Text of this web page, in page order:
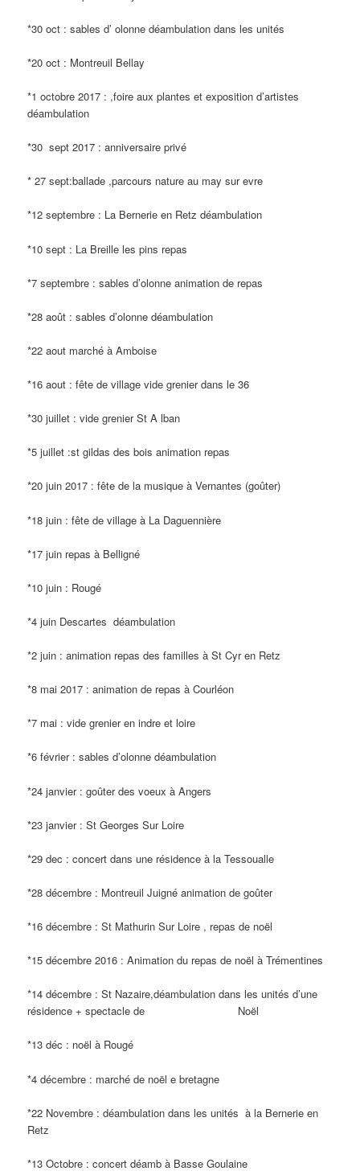
*30 oct : sables d’ olonne déambulation dans les unités
*20 oct : Montreuil Bellay
*1 octobre 2017 : ,foire aux plantes et exposition d’artistes
déambulation
*30 sept 2017 : anniversaire privé
* 27 sept:ballade ,parcours nature au may sur evre
*12 septembre : La Bernerie en Retz déambulation
*10 sept : La Breille les pins repas
*7 septembre : sables d’olonne animation de repas
*28 août : sables d’olonne déambulation
*22 aout marché à Amboise
*16 aout : fête de village vide grenier dans le 36
*30 juillet : vide grenier St A lban
*5 juillet :st gildas des bois animation repas
*20 juin 2017 : fête de la musique à Vernantes (goûter)
*18 juin : fête de village à La Daguennière
*17 juin repas à Belligné
*10 juin : Rougé
*4 juin Descartes déambulation
*2 juin : animation repas des familles à St Cyr en Retz
*8 mai 2017 : animation de repas à Courléon
*7 mai : vide grenier en indre et loire
*6 février : sables d’olonne déambulation
*24 janvier : goûter des voeux à Angers
*23 janvier : St Georges Sur Loire
*29 dec : concert dans une résidence à la Tessoualle
*28 décembre : Montreuil Juigné animation de goûter
*16 décembre : St Mathurin Sur Loire , repas de noël
*15 décembre 2016 : Animation du repas de noël à Trémentines
*14 décembre : St Nazaire,déambulation dans les unités d’une
résidence + spectacle de Noël
*13 déc : noël à Rougé
*4 décembre : marché de noël e bretagne
*22 Novembre : déambulation dans les unités à la Bernerie en
Retz
*13 Octobre : concert déamb à Basse Goulaine